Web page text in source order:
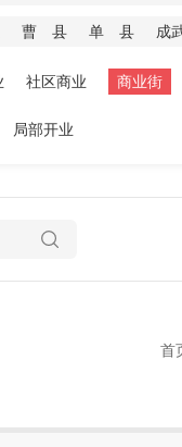
曹 县 单 县 成
社区商业 商业街
局部开业
首